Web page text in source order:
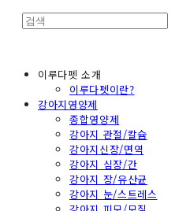
이루다펫 소개
이루다펫이란?
강아지영양제
종합영양제
강아지 관절/칼슘
강아지신장/면역
강아지 심장/간
강아지 장/유산균
강아지 눈/스트레스